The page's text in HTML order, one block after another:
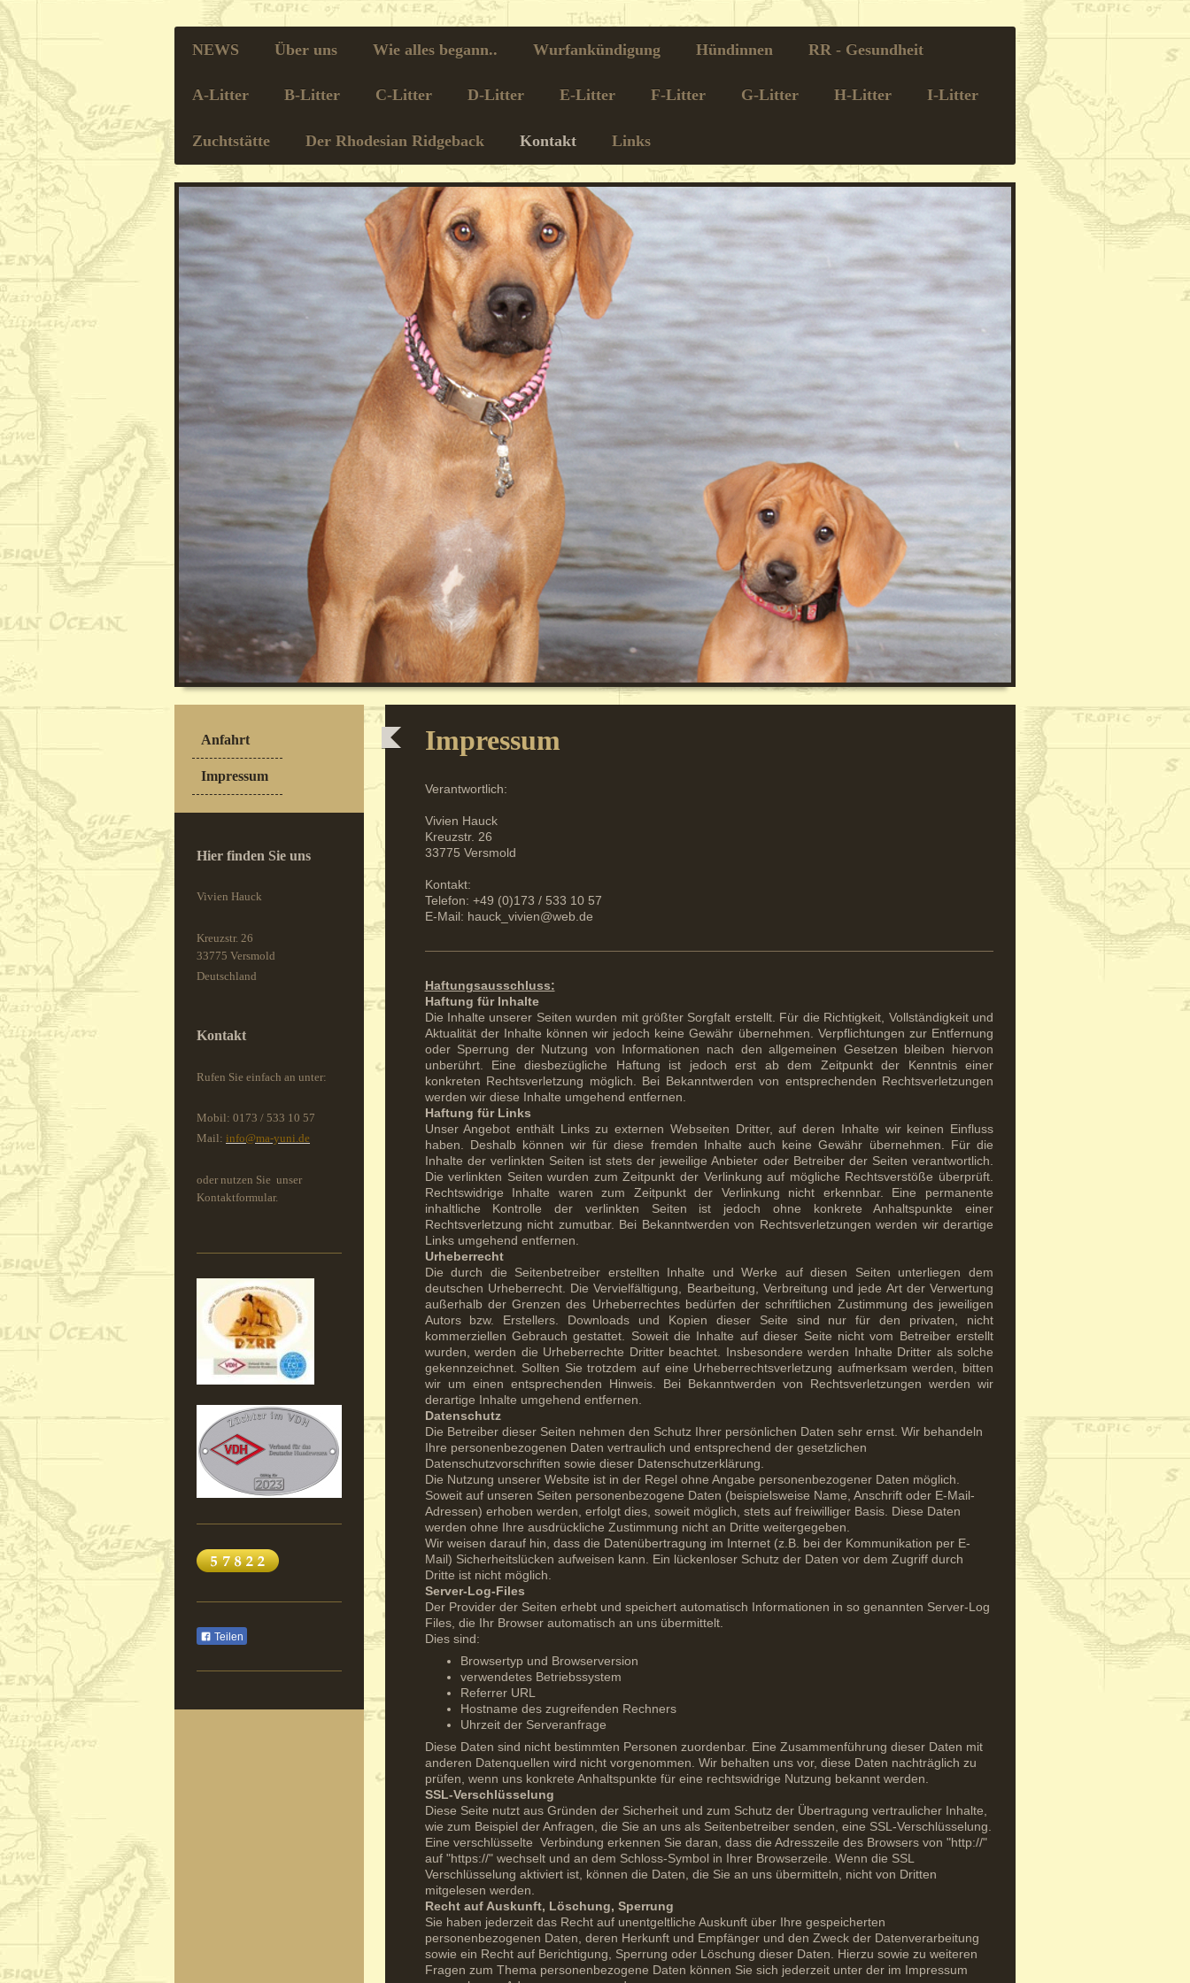
NEWS Über uns Wie alles begann.. Wurfankündigung Hündinnen RR - Gesundheit
A-Litter B-Litter C-Litter D-Litter E-Litter F-Litter G-Litter H-Litter I-Litter
Zuchtstätte Der Rhodesian Ridgeback Kontakt Links
Impressum
Verantwortlich:
Vivien Hauck
Kreuzstr. 26
33775 Versmold
Kontakt:
Telefon: +49 (0)173 / 533 10 57
E-Mail: hauck_vivien@web.de
Haftungsausschluss:
Haftung für Inhalte
Die Inhalte unserer Seiten wurden mit größter Sorgfalt erstellt. Für die Richtigkeit, Vollständigkeit und
Aktualität der Inhalte können wir jedoch keine Gewähr übernehmen. Verpflichtungen zur Entfernung
oder Sperrung der Nutzung von Informationen nach den allgemeinen Gesetzen bleiben hiervon
unberührt. Eine diesbezügliche Haftung ist jedoch erst ab dem Zeitpunkt der Kenntnis einer
konkreten Rechtsverletzung möglich. Bei Bekanntwerden von entsprechenden Rechtsverletzungen
werden wir diese Inhalte umgehend entfernen.
Haftung für Links
Unser Angebot enthält Links zu externen Webseiten Dritter, auf deren Inhalte wir keinen Einfluss
haben. Deshalb können wir für diese fremden Inhalte auch keine Gewähr übernehmen. Für die
Inhalte der verlinkten Seiten ist stets der jeweilige Anbieter oder Betreiber der Seiten verantwortlich.
Die verlinkten Seiten wurden zum Zeitpunkt der Verlinkung auf mögliche Rechtsverstöße überprüft.
Rechtswidrige Inhalte waren zum Zeitpunkt der Verlinkung nicht erkennbar. Eine permanente
inhaltliche Kontrolle der verlinkten Seiten ist jedoch ohne konkrete Anhaltspunkte einer
Rechtsverletzung nicht zumutbar. Bei Bekanntwerden von Rechtsverletzungen werden wir derartige
Links umgehend entfernen.
Urheberrecht
Die durch die Seitenbetreiber erstellten Inhalte und Werke auf diesen Seiten unterliegen dem
deutschen Urheberrecht. Die Vervielfältigung, Bearbeitung, Verbreitung und jede Art der Verwertung
außerhalb der Grenzen des Urheberrechtes bedürfen der schriftlichen Zustimmung des jeweiligen
Autors bzw. Erstellers. Downloads und Kopien dieser Seite sind nur für den privaten, nicht
kommerziellen Gebrauch gestattet. Soweit die Inhalte auf dieser Seite nicht vom Betreiber erstellt
wurden, werden die Urheberrechte Dritter beachtet. Insbesondere werden Inhalte Dritter als solche
gekennzeichnet. Sollten Sie trotzdem auf eine Urheberrechtsverletzung aufmerksam werden, bitten
wir um einen entsprechenden Hinweis. Bei Bekanntwerden von Rechtsverletzungen werden wir
derartige Inhalte umgehend entfernen.
Datenschutz
Die Betreiber dieser Seiten nehmen den Schutz Ihrer persönlichen Daten sehr ernst. Wir behandeln
Ihre personenbezogenen Daten vertraulich und entsprechend der gesetzlichen
Datenschutzvorschriften sowie dieser Datenschutzerklärung.
Die Nutzung unserer Website ist in der Regel ohne Angabe personenbezogener Daten möglich.
Soweit auf unseren Seiten personenbezogene Daten (beispielsweise Name, Anschrift oder E-Mail-
Adressen) erhoben werden, erfolgt dies, soweit möglich, stets auf freiwilliger Basis. Diese Daten
werden ohne Ihre ausdrückliche Zustimmung nicht an Dritte weitergegeben.
Wir weisen darauf hin, dass die Datenübertragung im Internet (z.B. bei der Kommunikation per E-
Mail) Sicherheitslücken aufweisen kann. Ein lückenloser Schutz der Daten vor dem Zugriff durch
Dritte ist nicht möglich.
Server-Log-Files
Der Provider der Seiten erhebt und speichert automatisch Informationen in so genannten Server-Log
Files, die Ihr Browser automatisch an uns übermittelt.
Dies sind:
Browsertyp und Browserversion
verwendetes Betriebssystem
Referrer URL
Hostname des zugreifenden Rechners
Uhrzeit der Serveranfrage
Diese Daten sind nicht bestimmten Personen zuordenbar. Eine Zusammenführung dieser Daten mit
anderen Datenquellen wird nicht vorgenommen. Wir behalten uns vor, diese Daten nachträglich zu
prüfen, wenn uns konkrete Anhaltspunkte für eine rechtswidrige Nutzung bekannt werden.
SSL-Verschlüsselung
Diese Seite nutzt aus Gründen der Sicherheit und zum Schutz der Übertragung vertraulicher Inhalte,
wie zum Beispiel der Anfragen, die Sie an uns als Seitenbetreiber senden, eine SSL-Verschlüsselung.
Eine verschlüsselte Verbindung erkennen Sie daran, dass die Adresszeile des Browsers von "http://"
auf "https://" wechselt und an dem Schloss-Symbol in Ihrer Browserzeile. Wenn die SSL
Verschlüsselung aktiviert ist, können die Daten, die Sie an uns übermitteln, nicht von Dritten
mitgelesen werden.
Recht auf Auskunft, Löschung, Sperrung
Sie haben jederzeit das Recht auf unentgeltliche Auskunft über Ihre gespeicherten
personenbezogenen Daten, deren Herkunft und Empfänger und den Zweck der Datenverarbeitung
sowie ein Recht auf Berichtigung, Sperrung oder Löschung dieser Daten. Hierzu sowie zu weiteren
Fragen zum Thema personenbezogene Daten können Sie sich jederzeit unter der im Impressum
Anfahrt
Impressum
Hier finden Sie uns
Vivien Hauck
Kreuzstr. 26
33775 Versmold
Deutschland
Kontakt
Rufen Sie einfach an unter:
Mobil: 0173 / 533 10 57
Mail: info@ma-yuni.de
oder nutzen Sie unser
Kontaktformular.
Teilen